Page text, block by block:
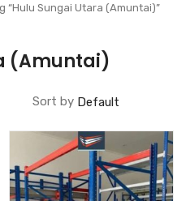
“Hulu Sungai Utara (Amuntai)”
(Amuntai)
Sort by